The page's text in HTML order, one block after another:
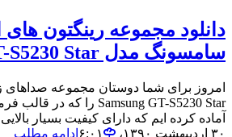
دانلود مجموعه رینگتون
سامسونگ مدل Samsung GT-S5230 Star
امروز برای شما دوستان مجموعه صداهای
آماده کرده ایم که دارای کیفیت بسیار
۳۰ اردیبهشت ۱۳۹۰،‏ ۶:۰۱
ادامه مطلب